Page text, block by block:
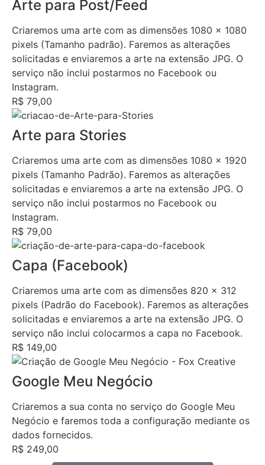
Arte para Post/Feed
Criaremos uma arte com as dimensões 1080 x 1080
pixels (Tamanho padrão). Faremos as alterações
solicitadas e enviaremos a arte na extensão JPG. O
serviço não inclui postarmos no Facebook ou
Instagram.
R$ 79,00
Arte para Stories
Criaremos uma arte com as dimensões 1080 x 1920
pixels (Tamanho Padrão). Faremos as alterações
solicitadas e enviaremos a arte na extensão JPG. O
serviço não inclui postarmos no Facebook ou
Instagram.
R$ 79,00
Capa (Facebook)
Criaremos uma arte com as dimensões 820 x 312
pixels (Padrão do Facebook). Faremos as alterações
solicitadas e enviaremos a arte na extensão JPG. O
serviço não inclui colocarmos a capa no Facebook.
R$ 149,00
Google Meu Negócio
Criaremos a sua conta no serviço do Google Meu
Negócio e faremos toda a configuração mediante os
dados fornecidos.
R$ 249,00